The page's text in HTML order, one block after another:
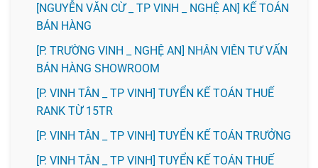
[NGUYỄN VĂN CỪ _ TP VINH _ NGHỆ AN] KẾ TOÁN
BÁN HÀNG
[P. TRƯỜNG VINH _ NGHỆ AN] NHÂN VIÊN TƯ VẤN
BÁN HÀNG SHOWROOM
[P. VINH TÂN _ TP VINH] TUYỂN KẾ TOÁN THUẾ
RANK TỪ 15TR
[P. VINH TÂN _ TP VINH] TUYỂN KẾ TOÁN TRƯỞNG
[P. VINH TÂN _ TP VINH] TUYỂN KẾ TOÁN THUẾ